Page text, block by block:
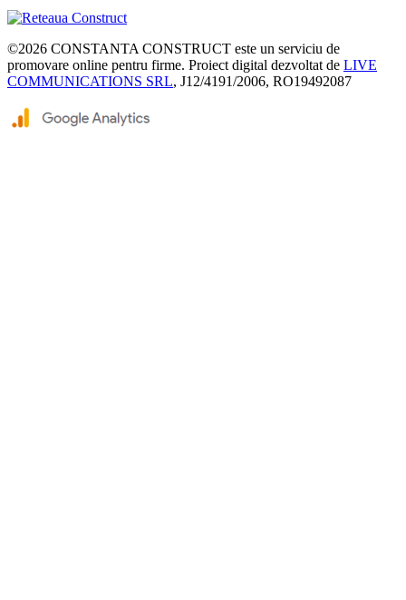
©2026 CONSTANTA CONSTRUCT este un serviciu de
promovare online pentru firme. Proiect digital dezvoltat de LIVE
COMMUNICATIONS SRL, J12/4191/2006, RO19492087